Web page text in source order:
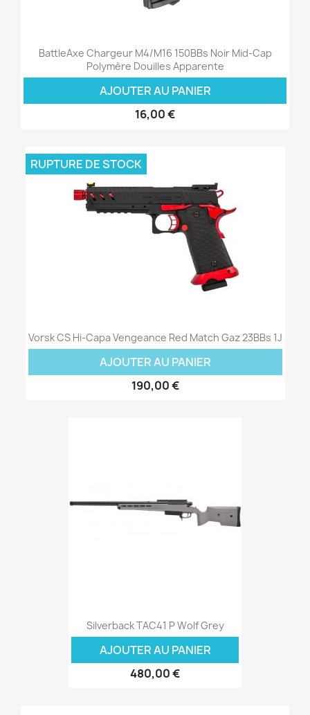
BattleAxe Chargeur M4/M16 150BBs Noir Mid-Cap
Polymère Douilles Apparente
AJOUTER AU PANIER
16,00 €
Vorsk CS Hi-Capa Vengeance Red Match Gaz 23BBs 1J
AJOUTER AU PANIER
190,00 €
RUPTURE DE STOCK
Silverback TAC41 P Wolf Grey
AJOUTER AU PANIER
480,00 €